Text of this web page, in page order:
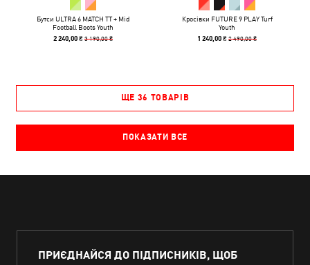
Бутси ULTRA 6 MATCH TT + Mid
Football Boots Youth
2 240,00 ₴3 190,00 ₴
Кросівки FUTURE 9 PLAY Turf
Youth
1 240,00 ₴2 490,00 ₴
ЩЕ 36 ТОВАРІВ
ПОКАЗАТИ ВСЕ
ПРИЄДНАЙСЯ ДО ПІДПИСНИКІВ, ЩОБ